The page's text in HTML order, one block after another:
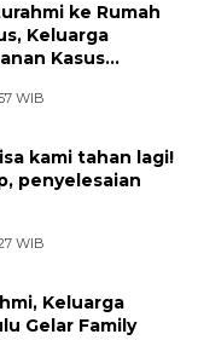
ke Rumah
Keluarga
Kasus
WIB
penyelesaian
WIB
Keluarga
Gelar Family